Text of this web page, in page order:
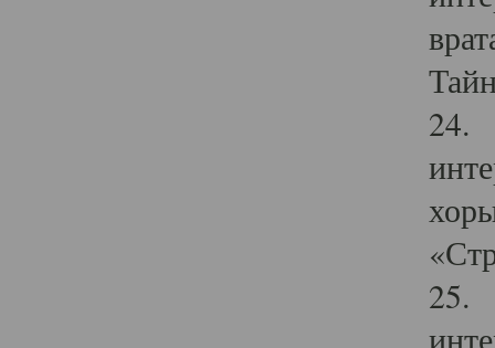
24.
25.